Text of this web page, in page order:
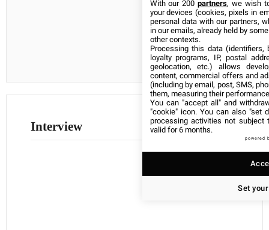
Interview
With our 200partners, we wish
your devices (cookies, pixels in
personal data with our partners,
in our emails, already held by
other contexts.
Processing this data (identifiers,
loyalty programs, IP, postal
geolocation, etc.) allows
content, commercial offers and
(including by email, post, SMS,
them, measuring their
You can "accept all" and
"cookie" icon. You can also "set
processing activities not subject
valid for 6 months.
powered
Set